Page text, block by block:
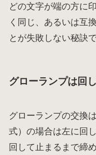
どの文字が端の方に
く同じ、あるいは互
とが失敗しない秘訣で
グローランプは回
グローランプの交換
式）の場合は左に回
回して止まるまで締